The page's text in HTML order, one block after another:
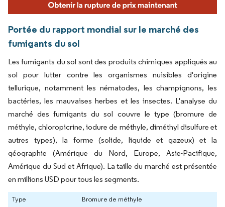
Portée du rapport mondial sur le marché des
fumigants du sol
Les fumigants du sol sont des produits chimiques appliqués au
sol pour lutter contre les organismes nuisibles d'origine
tellurique, notamment les nématodes, les champignons, les
bactéries, les mauvaises herbes et les insectes. L'analyse du
marché des fumigants du sol couvre le type (bromure de
méthyle, chloropicrine, iodure de méthyle, diméthyl disulfure et
autres types), la forme (solide, liquide et gazeux) et la
géographie (Amérique du Nord, Europe, Asie-Pacifique,
Amérique du Sud et Afrique). La taille du marché est présentée
en millions USD pour tous les segments.
Type
Bromure de méthyle